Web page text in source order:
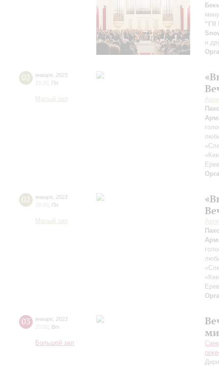
“I’ll
и
02 января 2023
15:00 Пн
Малый зал
02 января 2023
19:00 Пн
Малый зал
03 января 2023
20:00 Вт
Большой зал